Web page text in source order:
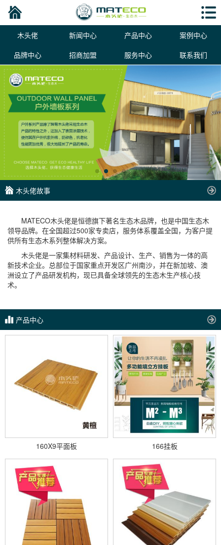
木头佬 新闻中心 产品中心
案例中心
品牌中心
招商加盟 服务中心 联系我们
木头佬故事
MATECO木头佬是恒德旗下著名生态木品牌，也是中国生态木
领导品牌。在全国超过500家专卖店，服务体系覆盖全国，为客户提
供所有生态木系列整体解决方案。
木头佬是一家集材料研发、产品设计、生产、销售为一体的高
新技术企业。总部位于国家重点开发区广州南沙，并在新加坡、澳
洲设立了产品研发机构，现已具备全球领先的生态木生产核心技
术。
产品中心
160X9平面板 166挂板